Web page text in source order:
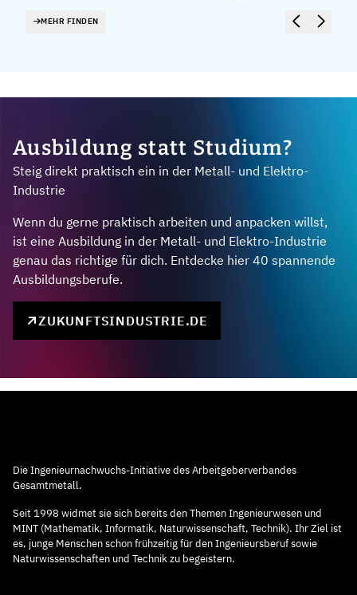
MEHR FINDEN
Ausbildung statt Studium?
Steig direkt praktisch ein in der Metall- und Elektro-
Industrie
Wenn du gerne praktisch arbeiten und anpacken willst,
ist eine Ausbildung in der Metall- und Elektro-Industrie
genau das richtige für dich. Entdecke hier 40 spannende
Ausbildungsberufe.
ZUKUNFTSINDUSTRIE.DE
Die Ingenieurnachwuchs-Initiative des Arbeitgeberverbandes
Gesamtmetall.
Seit 1998 widmet sie sich bereits den Themen Ingenieurwesen und
MINT (Mathematik, Informatik, Naturwissenschaft, Technik). Ihr Ziel ist
es, junge Menschen schon frühzeitig für den Ingenieursberuf sowie
Naturwissenschaften und Technik zu begeistern.